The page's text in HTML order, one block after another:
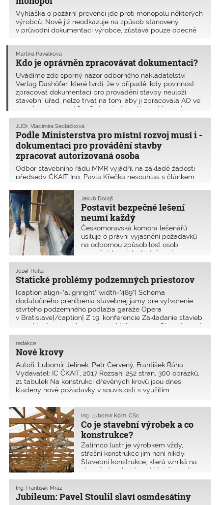
Vyhláška o požární prevenci jde proti monopolu některých
výrobců. Nově již neodkazuje na způsob stanovený
v průvodní dokumentaci výrobce, zůstává pouze obecně
odst. 4 novelizované vyhlášky č. 246/2001 Sb., o stanovení
p
Kdo je oprávněn zpracovávat dokumentaci?
Martina Pavelková
Uvádíme zde sporný názor odborného nakladatelství
Verlag Dashöfer, které tvrdí, že v případě, kdy povinnost
zpracovat dokumentaci pro provádění stavby neuloží
stavební úřad, nelze trvat na tom, aby ji zpracovala AO ve
smyslu ustanovení § 158 stavebního zákona. V povolova
Podle Ministerstva pro místní rozvoj musí i ­
dokumentaci pro provádění stavby
zpracovat autorizovaná osoba
JUDr. Vladimíra Sedláčková
Odbor stavebního řádu MMR vyjádřil na základě žádosti
předsedy ČKAIT Ing. Pavla Křečka nesouhlas s článkem
stavby. Mgr. Pavelková vyslovuje názor, že pokud stavební
úřad neuloží zpracování dokumentace autoriz
Postavit bezpečné lešení
neumí každý
Jakub Dolejš
Českomoravská komora lešenářů
usiluje o právní vyjasnění požadavků
na odbornou způsobilost osob
pracujících v oblasti dočasných
stavebních konstrukcí. První
lešení a instruktory lešenářské
techniky jsou naplánovány na duben
2018.
Statické problémy podzemných priestorov
Jozef Hulla
[caption align="alignright" width="489"] Schéma
dodatočného prehĺbenia stavebnej jamy pre vytvorenie
štvrtého podzemného podlažia garáže Opera
v Bratislave[/caption] Z 19. konferencie Zakladanie stavieb
2017, ktorá sa konala 11. až 13. októbra 2017 v Starej Lesnej,
kde sa zišlo 80
Nové krovy
redakce
Autoři: Lubomír Jelínek, Petr Červený, František Řáha
Vydavatel: IC ČKAIT, 2017 Rozsah: 252 stran, 300 obrázků,
21 tabulek Na konstrukci dřevěných krovů jsou dnes
kladeny nové požadavky v souvislosti s využitím
podkrovních prostorů jak u novostaveb, tak u stávajících b
Co je stavební výrobek a co
konstrukce?
Ing. Lubomír Keim, CSc.
Zatímco lustr je výrobkem vždy,
střešní konstrukce jím není nikdy.
Stavební konstrukce, která vzniká na
stavbě stavební/montážní činností
prováděnou stavebním dodavatelem
nemůže být považována za stavební
Jubileum: Pavel Stoulil slaví osmdesátiny
Ing. František Mráz